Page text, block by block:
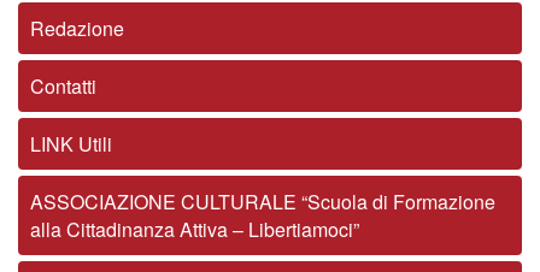
Redazione
Contatti
LINK Utili
ASSOCIAZIONE CULTURALE “Scuola di Formazione
alla Cittadinanza Attiva – Libertiamoci”